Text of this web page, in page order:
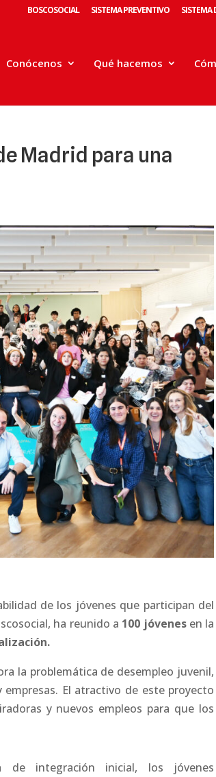
BOSCOSOCIAL SISTEMA PREVENTIVO SISTEMA
Conócenos Qué hacemos
Madrid para una
de los jóvenes que participan del
ha reunido a 100 jóvenesen la
la problemática de desempleo juvenil,
El atractivo de este proyecto
y nuevos empleos para que los
de integración inicial, los jóvenes